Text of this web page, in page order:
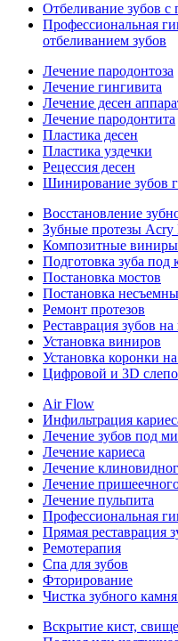
Отбеливание зубов с
Профессиональная
отбеливанием зубов
Лечение пародонтоза
Лечение гингивита
Лечение десен
Лечение пародонтита
Пластика десен
Пластика уздечки
Рецессия десен
Шинирование зубов
Восстановление
Зубные протезы Acry
Композитные виниры
Подготовка зуба под
Постановка мостов
Постановка
Ремонт протезов
Реставрация зубов
Установка виниров
Установка коронки
Цифровой и 3D
Air Flow
Инфильтрация
Лечение зубов под
Лечение кариеса
Лечение
Лечение
Лечение пульпита
Профессиональная
Прямая реставрация
Ремотерапия
Спа для зубов
Фторирование
Чистка зубного камня
Вскрытие кист,